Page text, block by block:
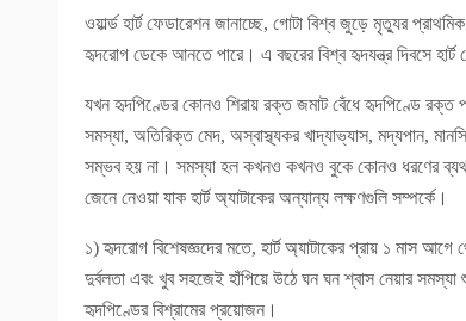
ওয়ার্ল্ড হার্ট ফেডারেশন জানাচ্ছে, গোটা বিশ্ব জুড়ে মৃত্যুর
হৃদরোগ ডেকে আনতে পারে। এ বছরের বিশ্ব হৃদযন্ত্র দিবসে হার্ট
যখন হৃদপিণ্ডের কোনও শিরায় রক্ত জমাট বেঁধে হৃদপিণ্ডে রক্ত
সমস্যা, অতিরিক্ত মেদ, অস্বাস্থ্যকর খাদ্যাভ্যাস, মদ্যপান,
সম্ভব হয় না। সমস্যা হল কখনও কখনও বুকে কোনও ধরণের ব্যথা
জেনে নেওয়া যাক হার্ট অ্যাটাকের অন্যান্য লক্ষণগুলি সম্পর্কে।
১) হৃদরোগ বিশেষজ্ঞদের মতে, হার্ট অ্যাটাকের প্রায় ১ মাস
দুর্বলতা এবং খুব সহজেই হাঁপিয়ে উঠে ঘন ঘন শ্বাস নেয়ার
হৃদপিণ্ডের বিশ্রামের প্রয়োজন।